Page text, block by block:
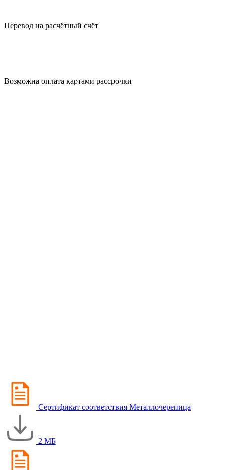
Перевод на расчётный счёт
Возможна оплата картами рассрочки
Сертификат соответствия Металлочерепица
2 МБ